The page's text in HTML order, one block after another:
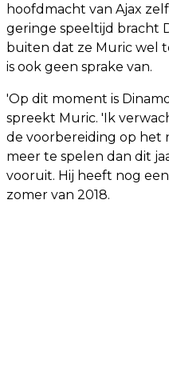
hoofdmacht van Ajax
geringe speeltijd bracht
buiten dat ze Muric wel
is ook geen sprake van.
'Op dit moment is
spreekt Muric. 'Ik
de voorbereiding op het
meer te spelen dan dit
vooruit. Hij heeft nog
zomer van 2018.